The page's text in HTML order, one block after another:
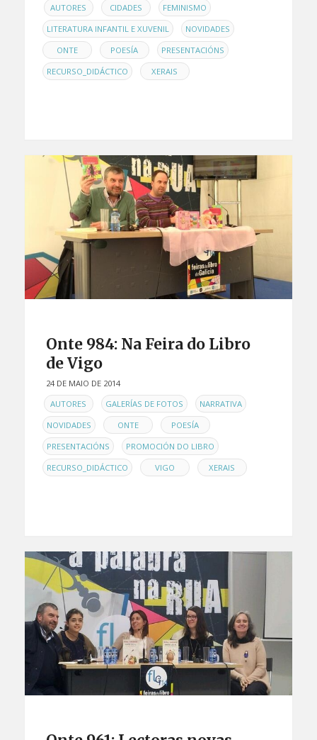
EN AUTORES , CIDADES , FEMINISMO ,
LITERATURA INFANTIL E XUVENIL , NOVIDADES ,
ONTE , POESÍA , PRESENTACIÓNS ,
RECURSO_DIDÁCTICO , XERAIS
Onte 984: Na Feira do Libro
de Vigo
24 DE MAIO DE 2014
ENAUTORES , GALERÍAS DE FOTOS , NARRATIVA ,
NOVIDADES , ONTE , POESÍA ,
PRESENTACIÓNS , PROMOCIÓN DO LIBRO ,
RECURSO_DIDÁCTICO , VIGO , XERAIS